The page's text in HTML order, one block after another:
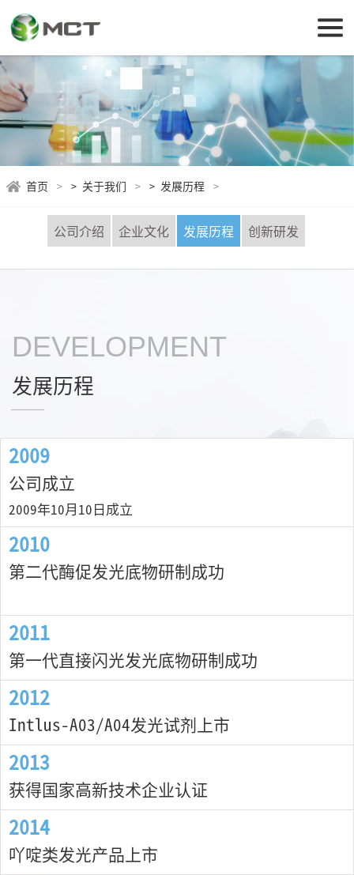
首页 > 关于我们 >发展历程
公司介绍 企业文化 发展历程 创新研发
DEVELOPMENT
发展历程
2009
公司成立
2009年10月10日成立
2010
第二代酶促发光底物研制成功
2011
第一代直接闪光发光底物研制成功
2012
Intlus-A03/A04发光试剂上市
2013
获得国家高新技术企业认证
2014
吖啶类发光产品上市